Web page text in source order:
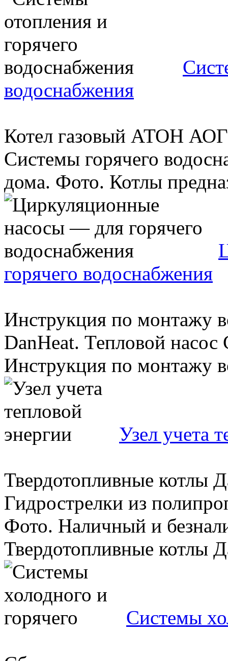
водоснабжения
Котел газовый АТОН
Системы горячего
дома. Фото. Котлы
горячего водоснабжения
Инструкция по монтажу
DanHeat. Тепловой
Инструкция по монтажу
Узел учета
Твердотопливные котлы
Гидрострелки из
Фото. Наличный и
Твердотопливные котлы
Системы